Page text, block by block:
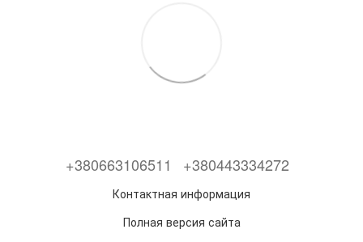
+380663106511 +380443334272
Контактная информация
Полная версия сайта